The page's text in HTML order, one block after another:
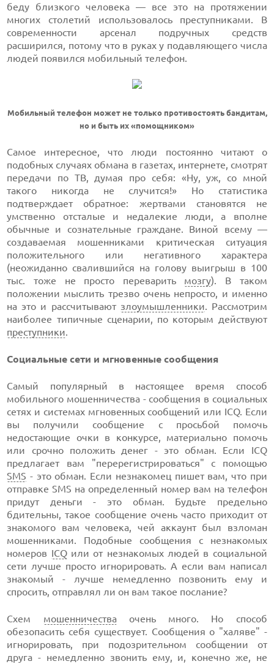
беду близкого человека — все это на протяжении
многих столетий использовалось преступниками. В
современности арсенал подручных средств
расширился, потому что в руках у подавляющего числа
людей появился мобильный телефон.
Мобильный телефон может не только противостоять бандитам,
но и быть их «помощником»
Самое интересное, что люди постоянно читают о
подобных случаях обмана в газетах, интернете, смотрят
передачи по ТВ, думая про себя: «Ну, уж, со мной
такого никогда не случится!» Но статистика
подтверждает обратное: жертвами становятся не
умственно отсталые и недалекие люди, а вполне
обычные и сознательные граждане. Виной всему —
создаваемая мошенниками критическая ситуация
положительного или негативного характера
(неожиданно свалившийся на голову выигрыш в 100
тыс. тоже не просто переварить мозгу). В таком
положении мыслить трезво очень непросто, и именно
на это и рассчитывают злоумышленники. Рассмотрим
наиболее типичные сценарии, по которым действуют
преступники.
Социальные сети и мгновенные сообщения
Самый популярный в настоящее время способ
мобильного мошенничества - сообщения в социальных
сетях и системах мгновенных сообщений или ICQ. Если
вы получили сообщение с просьбой помочь
недостающие очки в конкурсе, материально помочь
или срочно положить денег - это обман. Если ICQ
предлагает вам "перерегистрироваться" с помощью
SMS - это обман. Если незнакомец пишет вам, что при
отправке SMS на определенный номер вам на телефон
придут деньги - это обман. Будьте предельно
бдительны, такое сообщение очень часто приходит от
знакомого вам человека, чей аккаунт был взломан
мошенниками. Подобные сообщения с незнакомых
номеров ICQили от незнакомых людей в социальной
сети лучше просто игнорировать. А если вам написал
знакомый - лучше немедленно позвонить ему и
спросить, отправлял ли он вам такое послание?
Схем мошенничестваочень много. Но способ
обезопасить себя существует. Сообщения о "халяве" -
игнорировать, при подозрительном сообщении от
друга - немедленно звонить ему, и, конечно же, не